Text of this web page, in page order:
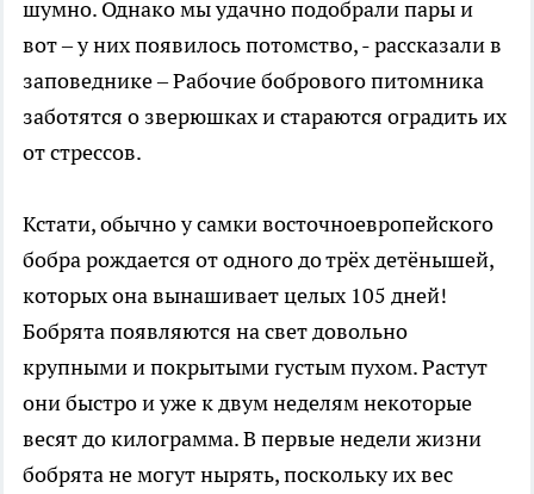
шумно. Однако мы удачно подобрали пары и
вот – у них появилось потомство, - рассказали в
заповеднике – Рабочие бобрового питомника
заботятся о зверюшках и стараются оградить их
от стрессов.
Кстати, обычно у самки восточноевропейского
бобра рождается от одного до трёх детёнышей,
которых она вынашивает целых 105 дней!
Бобрята появляются на свет довольно
крупными и покрытыми густым пухом. Растут
они быстро и уже к двум неделям некоторые
весят до килограмма. В первые недели жизни
бобрята не могут нырять, поскольку их вес